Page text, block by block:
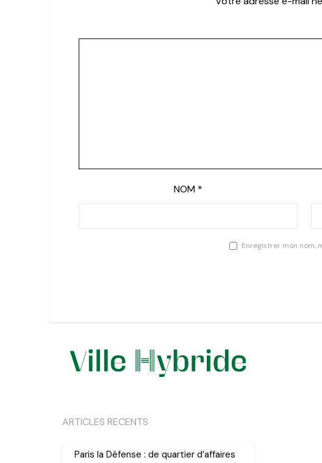
NOM *
Enregistrer mon nom,
ARTICLES RECENTS
Paris la Défense : de quartier d’affaires